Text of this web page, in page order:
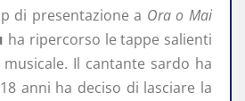
di presentazione a Ora o Mai
ha ripercorso le tappe salienti
Il cantante sardo ha
anni ha deciso di lasciare la